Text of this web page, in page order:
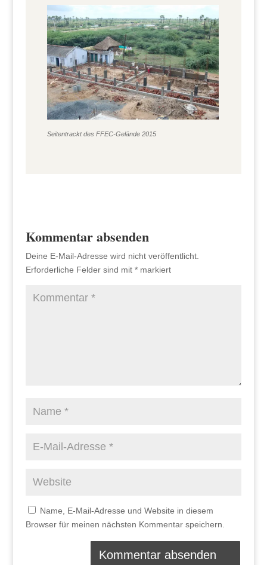
Seitentrackt des FFEC-Gelände 2015
Kommentar absenden
Deine E-Mail-Adresse wird nicht veröffentlicht.
Erforderliche Felder sind mit *markiert
Name, E-Mail-Adresse und Website in diesem
Browser für meinen nächsten Kommentar speichern.